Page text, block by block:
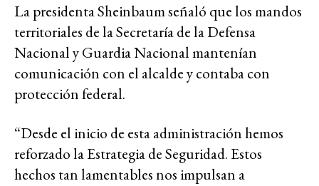
La presidenta Sheinbaum señaló que los mandos
territoriales de la Secretaría de la Defensa
Nacional y Guardia Nacional mantenían
comunicación con el alcalde y contaba con
protección federal.
“Desde el inicio de esta administración hemos
reforzado la Estrategia de Seguridad. Estos
hechos tan lamentables nos impulsan a